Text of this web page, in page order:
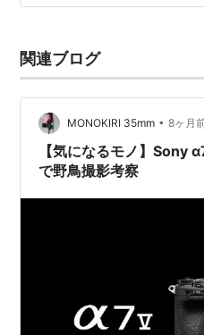
関連ブログ
MONOKIRI 35mm • 8ヶ月
【気になるモノ】Sony
で野鳥撮影考察